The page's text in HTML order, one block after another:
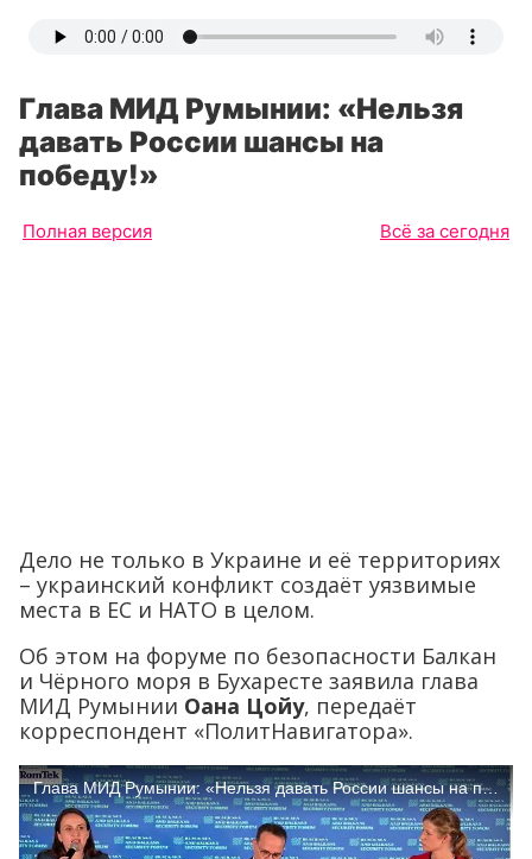
Глава МИД Румынии: «Нельзя
давать России шансы на
победу!»
Полная версия Всё за сегодня
Дело не только в Украине и её территориях
– украинский конфликт создаёт уязвимые
места в ЕС и НАТО в целом.
Об этом на форуме по безопасности Балкан
и Чёрного моря в Бухаресте заявила глава
МИД Румынии Оана Цойу, передаёт
корреспондент «ПолитНавигатора».